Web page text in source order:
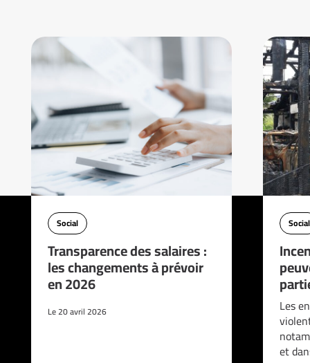
Social
Transparence des salaires :
les changements à prévoir
en 2026
Le 20 avril 2026
Social
Les
et